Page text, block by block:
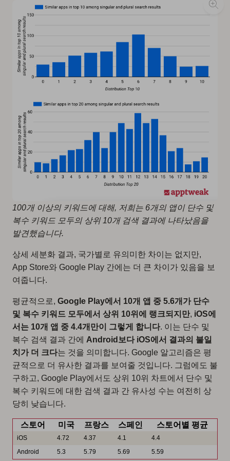
100개 이상의 키워드에 대해, 저희는 6개의 앱이 단수 및
복수 키워드 모두의 상위 10개 검색 결과에 나타났음을
발견했습니다.
상세 세분화 결과, 국가별로 유의미한 차이는 없지만,
App Store와 Google Play 간에는 더 큰 차이가 있음을 보
여줍니다.
평균적으로, Google Play에서 10개 앱 중 5.6개가 단수
및 복수 키워드 모두에서 상위 10위에 랭크되지만, iOS에
서는 10개 앱 중 4.4개만이 그렇게 합니다. 이는 단수 및
복수 검색 결과 간에 Android보다 iOS에서 결과의 불일
치가 더 크다는 것을 의미합니다. Google 알고리즘은 평
균적으로 더 유사한 결과를 보여줄 것입니다. 그럼에도 불
구하고, Google Play에서도 상위 10위 차트에서 단수 및
복수 키워드에 대한 검색 결과 간 유사성 수는 여전히 상
당히 낮습니다.
스토어 미국 프랑스 스페인 스토어별 평균
iOS 4.72 4.37 4.1
4.4
Android
5.3 5.79 5.69 5.59